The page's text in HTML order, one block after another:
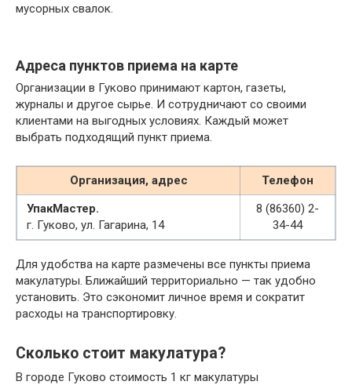
мусорных свалок.
Адреса пунктов приема на карте
Организации в Гуково принимают картон, газеты,
журналы и другое сырье. И сотрудничают со своими
клиентами на выгодных условиях. Каждый может
выбрать подходящий пункт приема.
Организация, адрес
Телефон
УпакМастер.
г. Гуково, ул. Гагарина, 14
8 (86360) 2-
34-44
Для удобства на карте размечены все пункты приема
макулатуры. Ближайший территориально — так удобно
установить. Это сэкономит личное время и сократит
расходы на транспортировку.
Сколько стоит макулатура?
В городе Гуково стоимость 1 кг макулатуры